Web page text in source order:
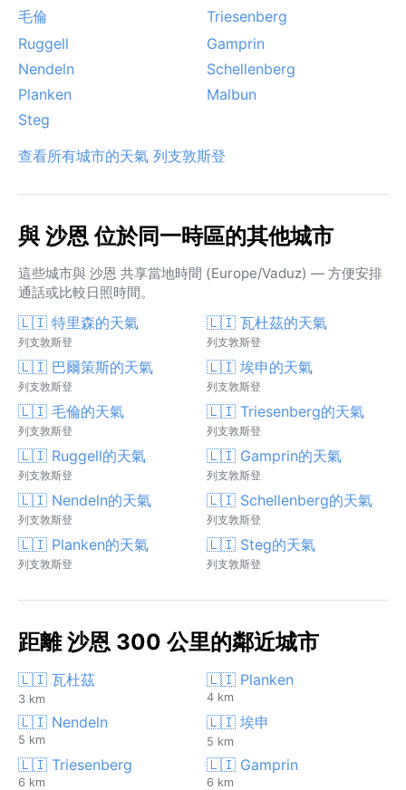
毛倫
Triesenberg
Ruggell
Gamprin
Nendeln
Schellenberg
Planken
Malbun
Steg
查看所有城市的天氣 列支敦斯登
與 沙恩 位於同一時區的其他城市
這些城市與 沙恩 共享當地時間 (Europe/Vaduz) — 方便安排
通話或比較日照時間。
🇱🇮 特里森的天氣
列支敦斯登
🇱🇮 瓦杜茲的天氣
列支敦斯登
🇱🇮 巴爾策斯的天氣
列支敦斯登
🇱🇮 埃申的天氣
列支敦斯登
🇱🇮 毛倫的天氣
列支敦斯登
🇱🇮 Triesenberg的天氣
列支敦斯登
🇱🇮 Ruggell的天氣
列支敦斯登
🇱🇮 Gamprin的天氣
列支敦斯登
🇱🇮 Nendeln的天氣
列支敦斯登
🇱🇮 Schellenberg的天氣
列支敦斯登
🇱🇮 Planken的天氣
列支敦斯登
🇱🇮 Steg的天氣
列支敦斯登
距離 沙恩 300 公里的鄰近城市
🇱🇮 瓦杜茲
3 km
🇱🇮 Planken
4 km
🇱🇮 Nendeln
5 km
🇱🇮 埃申
5 km
🇱🇮 Triesenberg
6 km
🇱🇮 Gamprin
6 km